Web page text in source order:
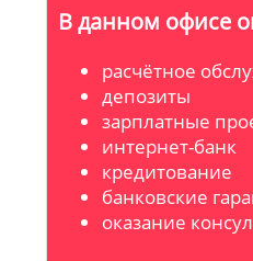
В данном офисе
расчётное
депозиты
зарплатные
интернет-банк
кредитование
банковские
оказание